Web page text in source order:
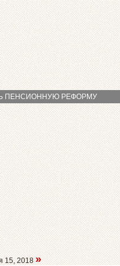
ПЕНСИОННУЮ РЕФОРМУ
15, 2018 »